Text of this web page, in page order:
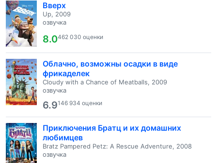
Вверх
Up, 2009
озвучка
8.0462 030 оценки
Облачно, возможны осадки в виде
фрикаделек
Cloudy with a Chance of Meatballs, 2009
озвучка
6.9146 934 оценки
Приключения Братц и их домашних
любимцев
Bratz Pampered Petz: A Rescue Adventure, 2008
озвучка